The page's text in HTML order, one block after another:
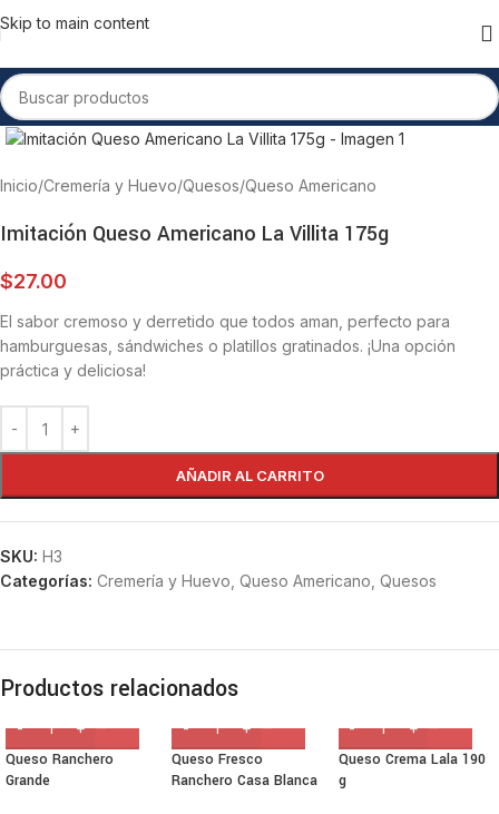
Skip to main content
Inicio/Cremería y Huevo/Quesos/Queso Americano
Imitación Queso Americano La Villita 175g
$27.00
El sabor cremoso y derretido que todos aman, perfecto para
hamburguesas, sándwiches o platillos gratinados. ¡Una opción
práctica y deliciosa!
AÑADIR AL CARRITO
SKU: H3
Categorías: Cremería y Huevo Queso Americano Quesos
Productos relacionados
Queso Ranchero
Grande
Queso Fresco
Ranchero Casa Blanca
Queso Crema Lala 190
g